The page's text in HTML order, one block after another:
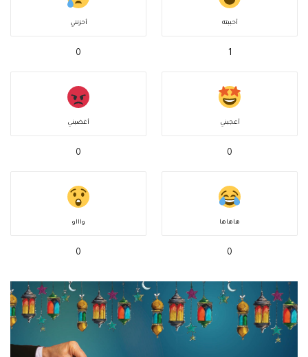
أحببته
1
أحزنني
0
أعجبني
0
أغضبني
0
هاهاها
0
واااو
0